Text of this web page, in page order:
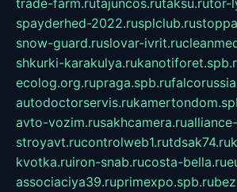
spayderhed-2022.rusplclub.ru
snow-guard.ruslovar-ivrit.ru
shkurki-karakulya.ru
ecolog.org.rupraga.spb.ru
autodoctorservis.ru
avto-vozim.rusakhcamera.ru
stroyavt.rucontrolweb1.rutdsak74.ru
kvotka.ruiron-snab.rucosta-bella.ru
associaciya39.ruprimexpo.spb.ru